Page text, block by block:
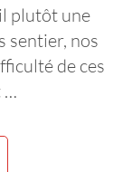
plutôt une
sentier, nos
de ces
…